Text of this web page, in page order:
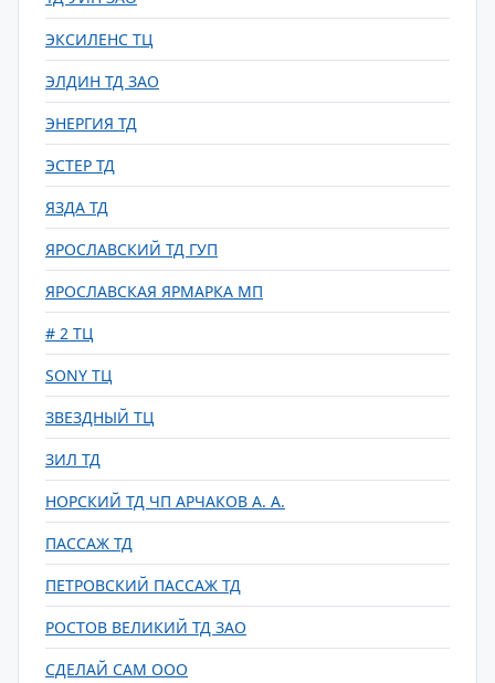
ЭКСИЛЕНС ТЦ
ЭЛДИН ТД ЗАО
ЭНЕРГИЯ ТД
ЭСТЕР ТД
ЯЗДА ТД
ЯРОСЛАВСКИЙ ТД ГУП
ЯРОСЛАВСКАЯ ЯРМАРКА МП
# 2 ТЦ
SONY ТЦ
ЗВЕЗДНЫЙ ТЦ
ЗИЛ ТД
НОРСКИЙ ТД ЧП АРЧАКОВ А. А.
ПАССАЖ ТД
ПЕТРОВСКИЙ ПАССАЖ ТД
РОСТОВ ВЕЛИКИЙ ТД ЗАО
СДЕЛАЙ САМ ООО